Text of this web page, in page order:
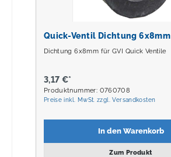
Quick-Ventil Dichtung 6x8mm
Dichtung 6x8mm für GVI Quick Ventile
3,17 €*
Produktnummer: 0760708
Preise inkl. MwSt. zzgl. Versandkosten
In den Warenkorb
Zum Produkt